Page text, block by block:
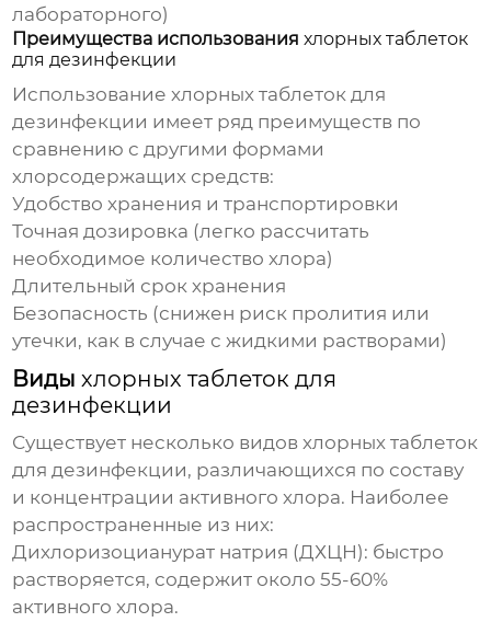
лабораторного)
Преимущества использованияхлорных таблеток
для дезинфекции
Использованиехлорных таблеток для
дезинфекции имеет ряд преимуществ по
сравнению с другими формами
хлорсодержащих средств:
Удобство хранения и транспортировки
Точная дозировка (легко рассчитать
необходимое количество хлора)
Длительный срок хранения
Безопасность (снижен риск пролития или
утечки, как в случае с жидкими растворами)
Видыхлорных таблеток для
дезинфекции
Существует несколько видовхлорных таблеток
для дезинфекции, различающихся по составу
и концентрации активного хлора. Наиболее
распространенные из них:
Дихлоризоцианурат натрия (ДХЦН): быстро
растворяется, содержит около 55-60%
активного хлора.